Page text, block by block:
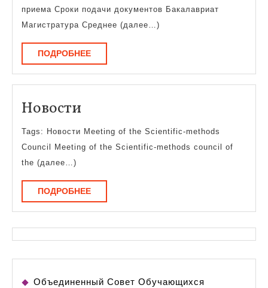
приема Сроки подачи документов Бакалавриат
Магистратура Среднее (далее…)
ПОДРОБНЕЕПОДРОБНЕЕ
Новости
Tags: Новости Meeting of the Scientific-methods
Council Meeting of the Scientific-methods council of
the (далее…)
ПОДРОБНЕЕПОДРОБНЕЕ
Объединенный Совет Обучающихся